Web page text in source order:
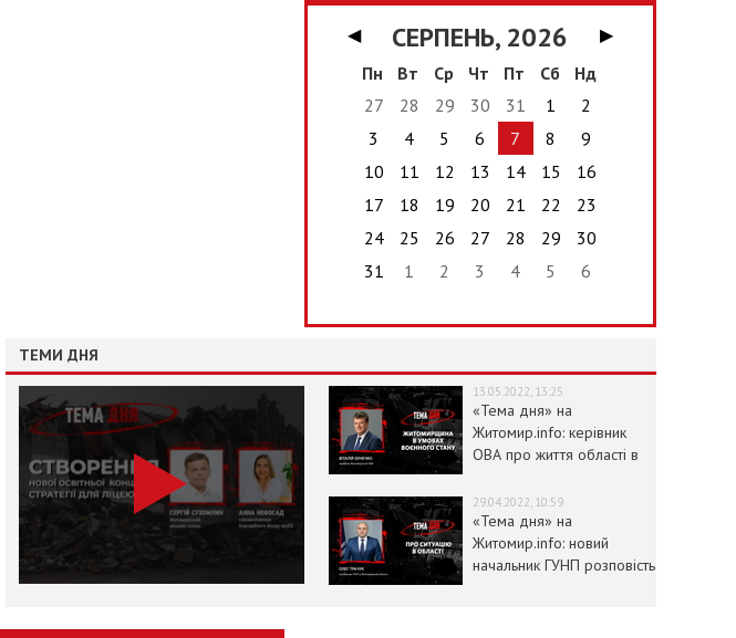
◀ СЕРПЕНЬ, 2026
▶
Пн
Вт Ср Чт Пт Сб
Нд
27
28 29 30 31 1
2
3
4 5 6 7 8
9
10
11 12 13 14 15
16
17
18 19 20 21 22
23
24
25 26 27 28 29
30
31
1 2 3 4 5 6
ТЕМИ ДНЯ
13.05.2022, 13:25
«Тема дня» на
Житомир.info: керівник
ОВА про життя області в
29.04.2022, 10:59
«Тема дня» на
Житомир.info: новий
начальник ГУНП розповість